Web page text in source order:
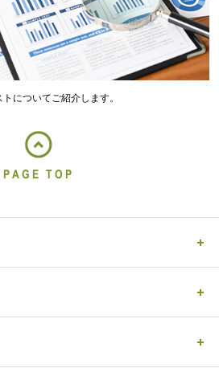
についてご紹介します。
PAGE TOP